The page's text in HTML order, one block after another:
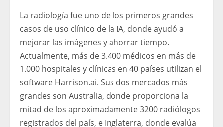
La radiología fue uno de los primeros grandes
casos de uso clínico de la IA, donde ayudó a
mejorar las imágenes y ahorrar tiempo.
Actualmente, más de 3.400 médicos en más de
1.000 hospitales y clínicas en 40 países utilizan el
software Harrison.ai. Sus dos mercados más
grandes son Australia, donde proporciona la
mitad de los aproximadamente 3200 radiólogos
registrados del país, e Inglaterra, donde evalúa